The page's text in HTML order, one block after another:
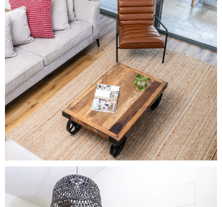
Sustainable Renovation